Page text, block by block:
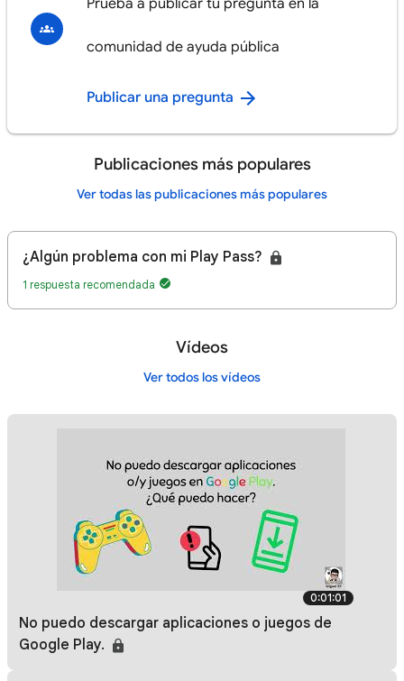
Prueba a publicar tu pregunta en la
comunidad de ayuda pública
Publicar una pregunta
Publicaciones más populares
Ver todas las publicaciones más populares
¿Algún problema con mi Play Pass?
1 respuesta recomendada
Vídeos
Ver todos los vídeos
0:01:01
No puedo descargar aplicaciones o juegos de
Google Play.